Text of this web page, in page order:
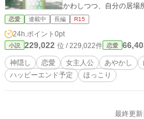
かわしつつ、自分の居場
♦♦♦ 序盤、ちょっとグロ描写入ります。 歴史考証はいい加減
です、ごめんなさい。 娯
恋愛 連載中 長編 R15
24h.ポイント 0pt
小説 229,022 位 / 229,022件 恋愛
神隠し 恋愛 女主人公 あやかし
ハッピーエンド予定
ほっこり
最終更